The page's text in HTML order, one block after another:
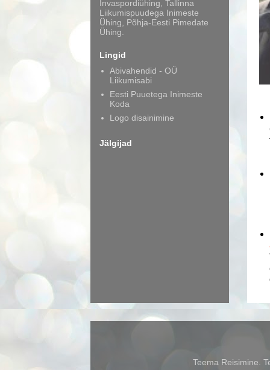
Invaspordiühing, Tallinna
Liikumispuudega Inimeste
Ühing, Põhja-Eesti Pimedate
Ühing.
Lingid
Abivahendid - OÜ
Liikumisabi
Eesti Puuetega Inimeste
Koda
Logo disainimine
Jälgijad
Teema Reisimine.